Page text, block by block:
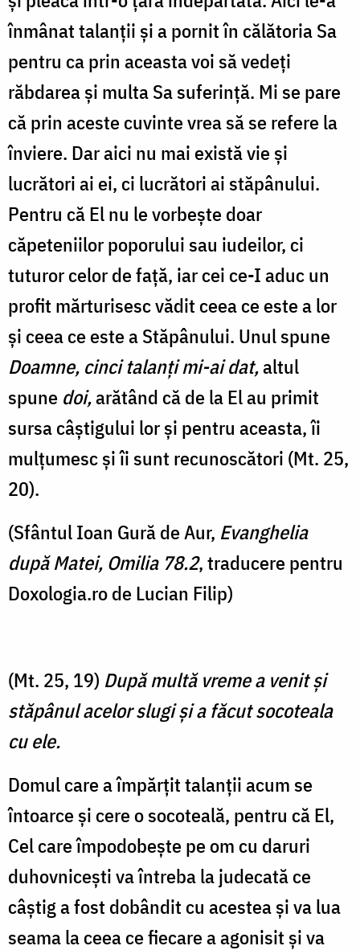
înmânat talanții și a pornit în călătoria Sa
pentru ca prin aceasta voi să vedeți
răbdarea și multa Sa suferință. Mi se pare
că prin aceste cuvinte vrea să se refere la
înviere. Dar aici nu mai există vie și
lucrători ai ei, ci lucrători ai stăpânului.
Pentru că El nu le vorbește doar
căpeteniilor poporului sau iudeilor, ci
tuturor celor de față, iar cei ce-I aduc un
profit mărturisesc vădit ceea ce este a lor
și ceea ce este a Stăpânului. Unul spune
Doamne, cinci talanţi mi-ai dat,altul
spune doi,arătând că de la El au primit
sursa câștigului lor și pentru aceasta, îi
mulțumesc și îi sunt recunoscători (Mt. 25,
20).
(Sfântul Ioan Gură de Aur, Evanghelia
după Matei, Omilia 78.2, traducere pentru
Doxologia.ro de Lucian Filip)
(Mt. 25, 19) După multă vreme a venit şi
stăpânul acelor slugi şi a făcut socoteala
cu ele.
Domul care a împărțit talanții acum se
întoarce și cere o socoteală, pentru că El,
Cel care împodobește pe om cu daruri
duhovnicești va întreba la judecată ce
câștig a fost dobândit cu acestea și va lua
seama la ceea ce fiecare a agonisit și va